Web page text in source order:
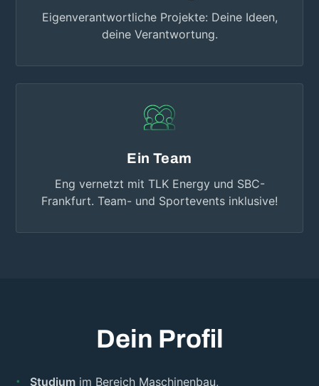
Eigenverantwortliche Projekte: Deine Ideen,
deine Verantwortung.
Ein Team
Eng vernetzt mit TLK Energy und SBC-
Frankfurt. Team- und Sportevents inklusive!
Dein Profil
Studium im Bereich Maschinenbau,